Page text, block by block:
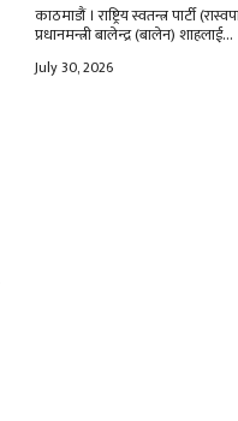
काठमाडौं । राष्ट्रिय स्वतन्त्र पार्टी
प्रधानमन्त्री बालेन्द्र (बालेन) शाहलाई...
July 30, 2026